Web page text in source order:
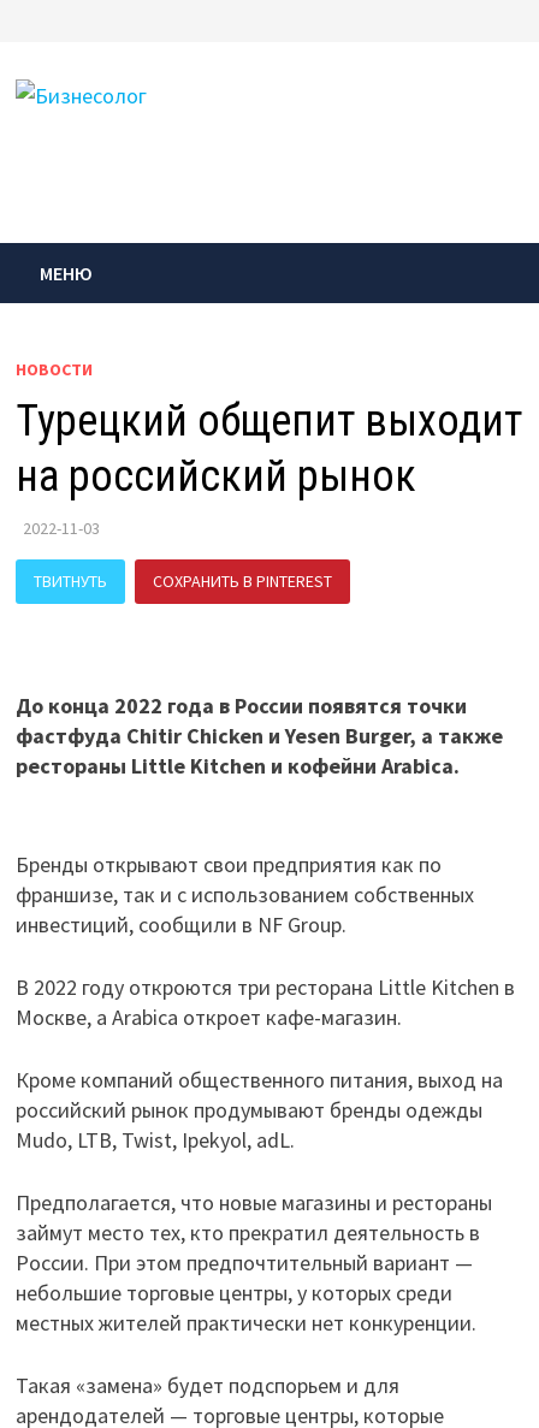
содержимому
МЕНЮ
НОВОСТИ
Турецкий общепит выходит
на российский рынок
2022-11-03
ТВИТНУТЬ СОХРАНИТЬ В PINTEREST
До конца 2022 года в России появятся точки
фастфуда Chitir Chicken и Yesen Burger, а также
рестораны Little Kitchen и кофейни Arabica.
Бренды открывают свои предприятия как по
франшизе, так и с использованием собственных
инвестиций, сообщили в NF Group.
В 2022 году откроются три ресторана Little Kitchen в
Москве, а Arabica откроет кафе-магазин.
Кроме компаний общественного питания, выход на
российский рынок продумывают бренды одежды
Mudo, LTB, Twist, Ipekyol, adL.
Предполагается, что новые магазины и рестораны
займут место тех, кто прекратил деятельность в
России. При этом предпочтительный вариант —
небольшие торговые центры, у которых среди
местных жителей практически нет конкуренции.
Такая «замена» будет подспорьем и для
арендодателей — торговые центры, которые